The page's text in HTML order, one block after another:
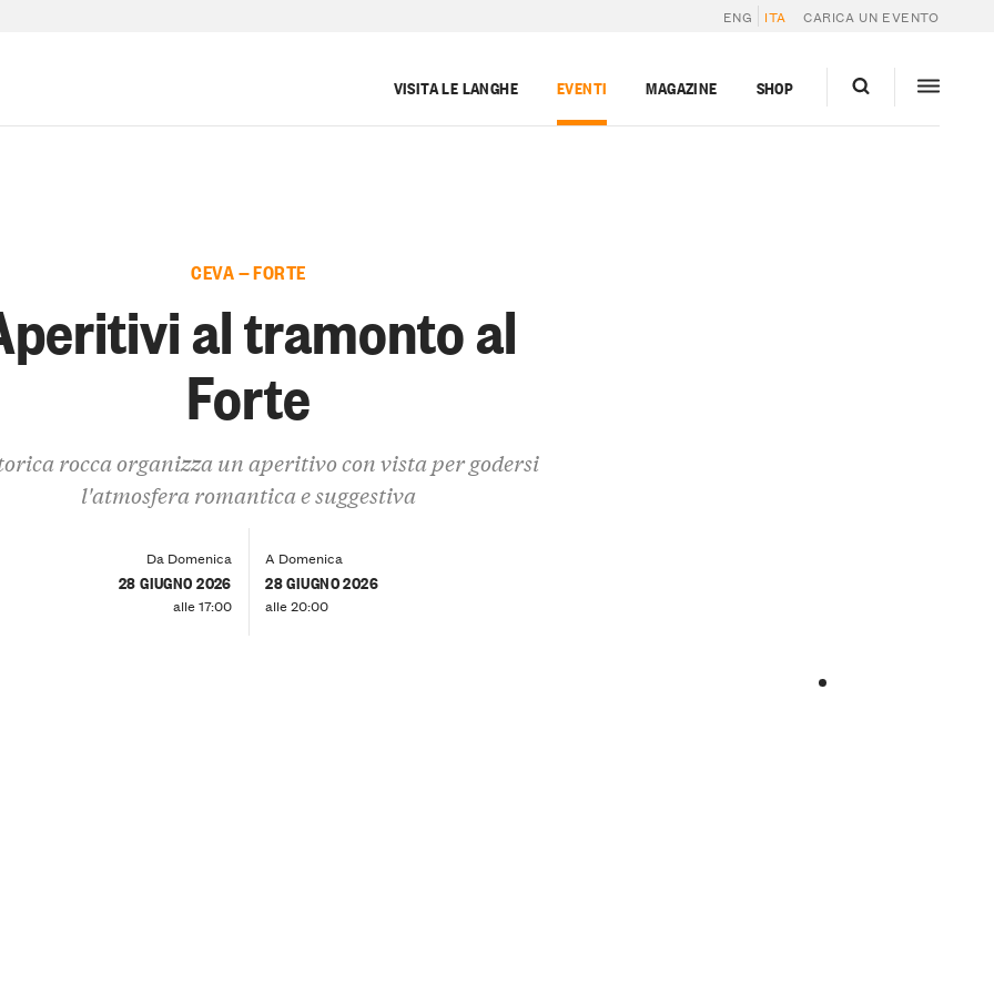
ENG ITA CARICA UN EVENTO
VISITA LE LANGHE EVENTI MAGAZINE SHOP
CEVA — FORTE
al tramonto al
Forte
rocca organizza un aperitivo con vista per godersi
l'atmosfera romantica e suggestiva
Da Domenica
28 GIUGNO 2026
alle 17:00
A Domenica
28 GIUGNO 2026
alle 20:00